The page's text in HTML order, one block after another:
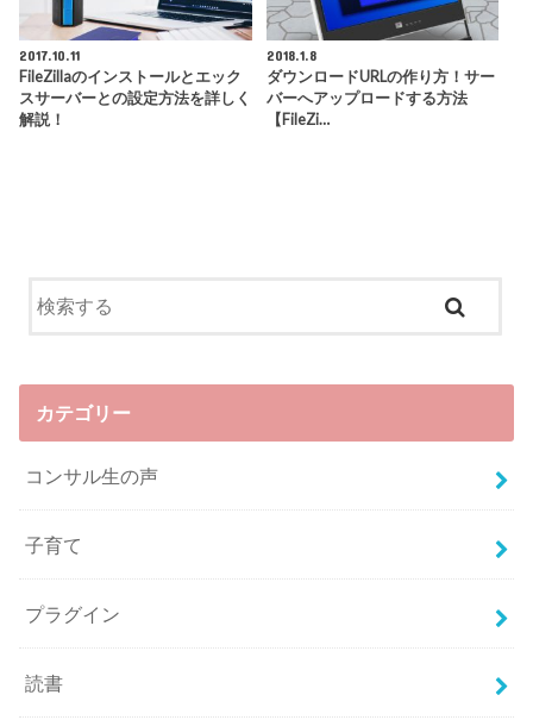
2017.10.11
FileZillaのインストールとエック
スサーバーとの設定方法を詳しく
解説！
2018.1.8
ダウンロードURLの作り方！サー
バーへアップロードする方法
【FileZi…
カテゴリー
コンサル生の声
子育て
プラグイン
読書